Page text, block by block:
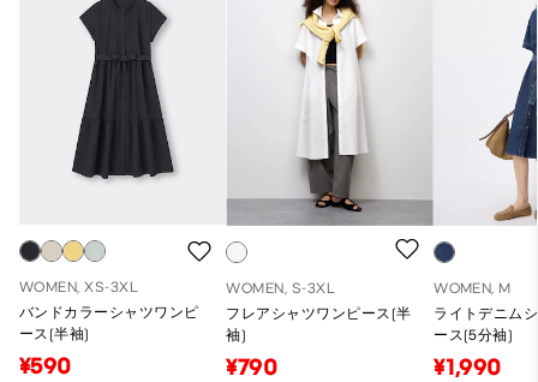
WOMEN, XS-3XL
バンドカラーシャツワンピ
ース(半袖)
¥590
WOMEN, S-3XL
フレアシャツワンピース(半
袖)
¥790
WOMEN, M
ライトデニム
ース(5分袖)
¥1,990